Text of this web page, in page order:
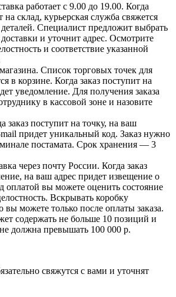
работает с 9.00 до 19.00. Когда
на склад, курьерская служба свяжется
Специалист предложит выбрать
и уточнит адрес. Осмотрите
и соответствие указанной
Список торговых точек для
в корзине. Когда заказ поступит на
уведомление. Для получения заказа
в кассовой зоне и назовите
заказ поступит на точку, на ваш
придет уникальный код. Заказ нужно
постамата. Срок хранения — 3
через почту России. Когда заказ
на ваш адрес придет извещение о
оплатой вы можете оценить состояние
Вскрывать коробку
вы можете только после оплаты заказа.
содержать не больше 10 позиций и
должна превышать 100 000 р.
свяжутся с вами и уточнят